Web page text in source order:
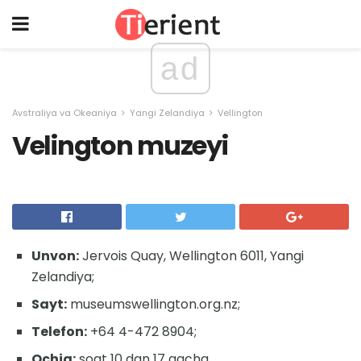
ad
Avstraliya va Okeaniya Yangi Zelandiya Vellington
Velington muzeyi
Unvon:Jervois Quay, Wellington 6011, Yangi
Zelandiya;
Sayt: museumswellington.org.nz;
Telefon: +64 4-472 8904;